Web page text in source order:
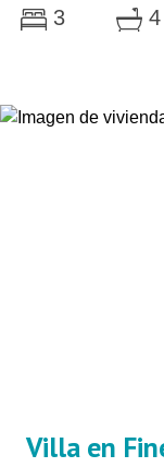
3 4
Villa en